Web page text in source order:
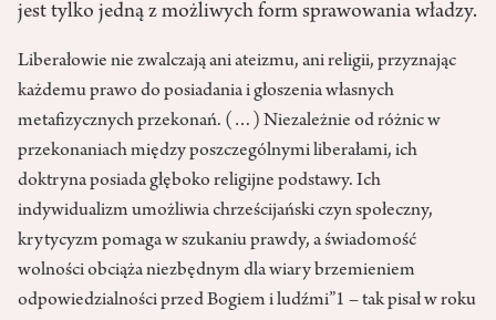
jest tylko jedną z możliwych form sprawowania władzy.
Liberałowie nie zwalczają ani ateizmu, ani religii, przyznając
każdemu prawo do posiadania i głoszenia własnych
metafizycznych przekonań. (…) Niezależnie od różnic w
przekonaniach między poszczególnymi liberałami, ich
doktryna posiada głęboko religijne podstawy. Ich
indywidualizm umożliwia chrześcijański czyn społeczny,
krytycyzm pomaga w szukaniu prawdy, a świadomość
wolności obciąża niezbędnym dla wiary brzemieniem
odpowiedzialności przed Bogiem i ludźmi”1 – tak pisał w roku